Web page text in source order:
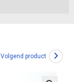
Volgend product